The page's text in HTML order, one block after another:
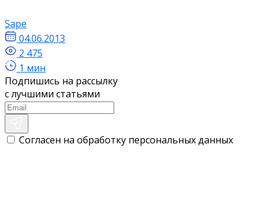
Sape
04.06.2013
2 475
1 мин
Подпишись на рассылку
с лучшими статьями
Согласен на обработку персональных данных